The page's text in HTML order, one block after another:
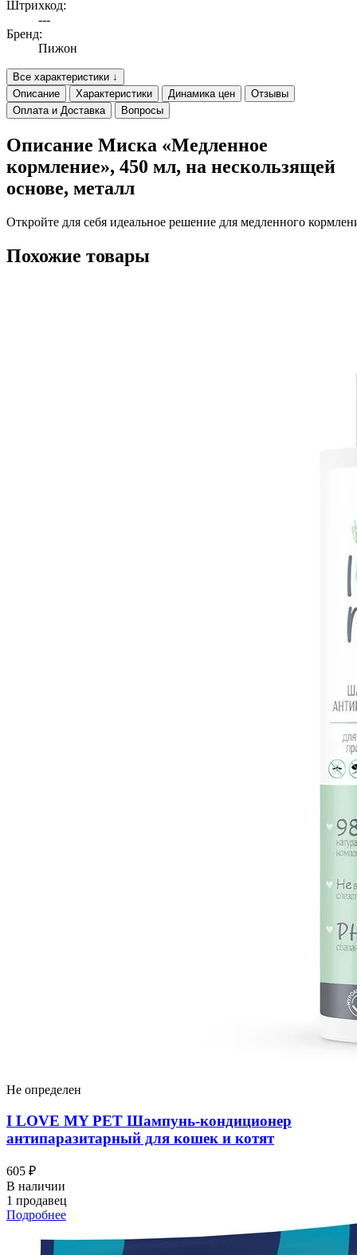
Штрихкод:
---
Бренд:
Пижон
Все характеристики ↓
Описание
Характеристики Динамика цен
Отзывы
Оплата и Доставка
Вопросы
Описание Миска «Медленное
кормление», 450 мл, на нескользящей
основе, металл
Откройте для себя идеальное решение для медленного
Похожие товары
Не определен
I LOVЕ MY PET Шампунь-кондиционер
антипаразитарный для кошек и котят
605 ₽
В наличии
1 продавец
Подробнее